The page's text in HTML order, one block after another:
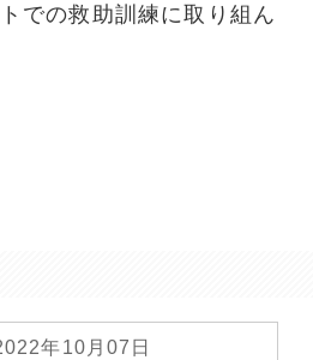
での救助訓練に取り組ん
年10月07日